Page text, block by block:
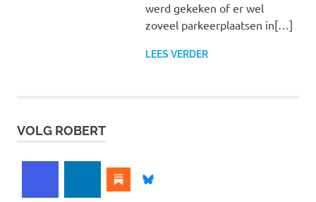
werd gekeken of er wel
zoveel parkeerplaatsen in[…]
LEES VERDER
VOLG ROBERT